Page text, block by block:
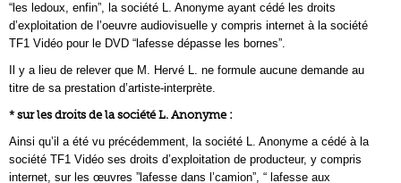
“les ledoux, enfin”, la société L. Anonyme ayant cédé les droits
d’exploitation de l’oeuvre audiovisuelle y compris internet à la société
TF1 Vidéo pour le DVD “lafesse dépasse les bornes”.
Il y a lieu de relever que M. Hervé L. ne formule aucune demande au
titre de sa prestation d’artiste-interprète.
* sur les droits de la société L. Anonyme :
Ainsi qu’il a été vu précédemment, la société L. Anonyme a cédé à la
société TF1 Vidéo ses droits d’exploitation de producteur, y compris
internet, sur les œuvres ”lafesse dans l’camion”, “ lafesse aux